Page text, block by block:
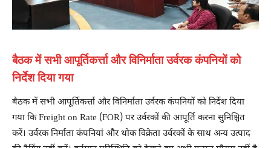
बैठक में सभी आपूर्तिकर्त्ता और विनिर्माता उर्वरक कंपनियों को
निर्देश दिया गया
बैठक में सभी आपूर्तिकर्त्ता और विनिर्माता उर्वरक कंपनियों को निर्देश दिया
गया कि Freight on Rate (FOR) पर उर्वरकों की आपूर्ति करना सुनिश्चित
करें। उर्वरक निर्माता कंपनियां और थोक विक्रेता उर्वरकों के साथ अन्य उत्पाद